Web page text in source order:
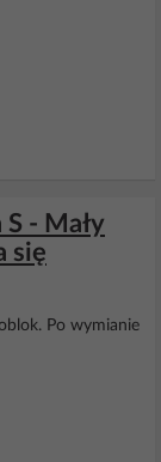
- Mały
się
Po wymianie